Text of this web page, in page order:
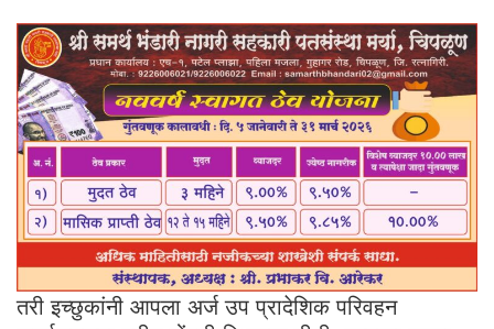
तरी इच्छुकांनी आपला अर्ज उप प्रादेशिक परिवहन